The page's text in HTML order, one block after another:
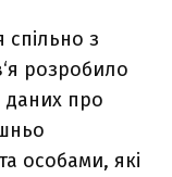
спільно з
розробило
даних про
особами, які